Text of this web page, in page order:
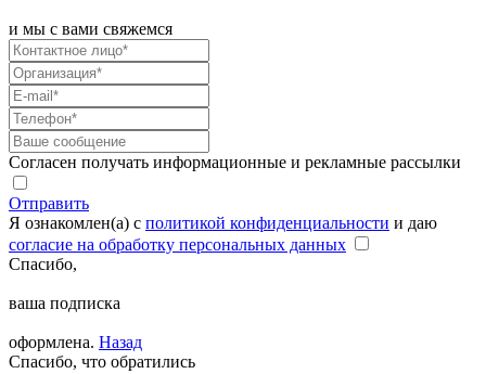
и мы с вами свяжемся
Согласен получать информационные и рекламные рассылки
Отправить
Я ознакомлен(а) с политикой конфиденциальности и даю
согласие на обработку персональных данных
Спасибо,
ваша подписка
оформлена. Назад
Спасибо, что обратились